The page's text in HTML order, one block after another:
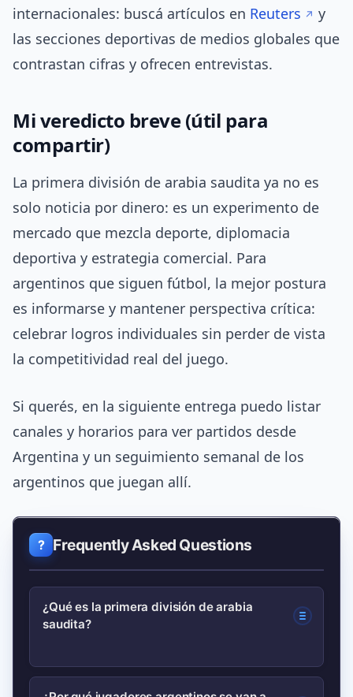
internacionales: buscá artículos en Reuters
y
las secciones deportivas de medios globales que
contrastan cifras y ofrecen entrevistas.
Mi veredicto breve (útil para
compartir)
La primera división de arabia saudita ya no es
solo noticia por dinero: es un experimento de
mercado que mezcla deporte, diplomacia
deportiva y estrategia comercial. Para
argentinos que siguen fútbol, la mejor postura
es informarse y mantener perspectiva crítica:
celebrar logros individuales sin perder de vista
la competitividad real del juego.
Si querés, en la siguiente entrega puedo listar
canales y horarios para ver partidos desde
Argentina y un seguimiento semanal de los
argentinos que juegan allí.
Frequently Asked Questions
¿Qué es la primera división de arabia
saudita?
La primera división de arabia saudita